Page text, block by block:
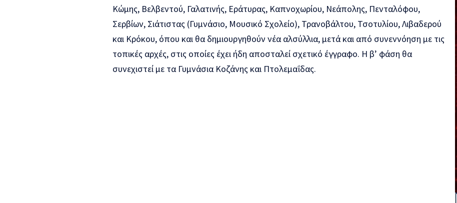
Κώμης, Βελβεντού, Γαλατινής, Εράτυρας, Καπνοχωρίου, Νεάπολης, Πενταλόφου,
Σερβίων, Σιάτιστας (Γυμνάσιο, Μουσικό Σχολείο), Τρανοβάλτου, Τσοτυλίου, Λιβαδερού
και Κρόκου, όπου και θα δημιουργηθούν νέα αλσύλλια, μετά και από συνεννόηση με τις
τοπικές αρχές, στις οποίες έχει ήδη αποσταλεί σχετικό έγγραφο. Η β’ φάση θα
συνεχιστεί με τα Γυμνάσια Κοζάνης και Πτολεμαΐδας.